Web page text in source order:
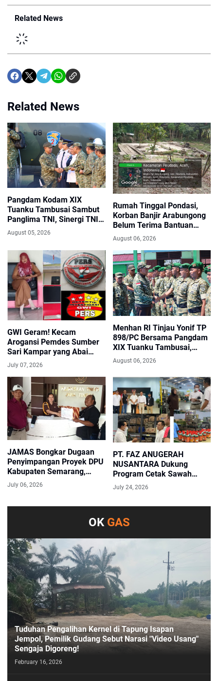
Related News
Related News
Pangdam Kodam XIX
Tuanku Tambusai Sambut
Panglima TNI, Sinergi TNI
Kian Kokoh di Kepulauan
August 05, 2026
Rumah Tinggal Pondasi,
Korban Banjir Arabungong
Belum Terima Bantuan
Pascabencana November
August 06, 2026
GWI Geram! Kecam
Arogansi Pemdes Sumber
Sari Kampar yang Abai
Lambang Negara dan
July 07, 2026
Menhan RI Tinjau Yonif TP
898/PC Bersama Pangdam
XIX Tuanku Tambusai,
Tegaskan Disiplin dan
Loyalitas Prajurit
August 06, 2026
JAMAS Bongkar Dugaan
Penyimpangan Proyek DPU
Kabupaten Semarang,
Lapor Kejati Jateng Bawa
Data LHP BPK Rp3,26 Miliar
July 06, 2026
PT. FAZ ANUGERAH
NUSANTARA Dukung
Program Cetak Sawah
Nasional Lewat Pengadaan
Pupuk dan Pestisida
July 24, 2026
OK GAS
Tuduhan Pengalihan Kernel di Tapung Isapan
Jempol, Pemilik Gudang Sebut Narasi "Video Usang"
Sengaja Digoreng!
February 16, 2026